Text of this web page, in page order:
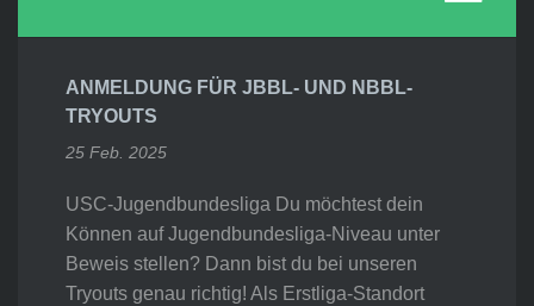
ANMELDUNG FÜR JBBL- UND NBBL-
TRYOUTS
25 Feb. 2025
USC-Jugendbundesliga Du möchtest dein
Können auf Jugendbundesliga-Niveau unter
Beweis stellen? Dann bist du bei unseren
Tryouts genau richtig! Als Erstliga-Standort